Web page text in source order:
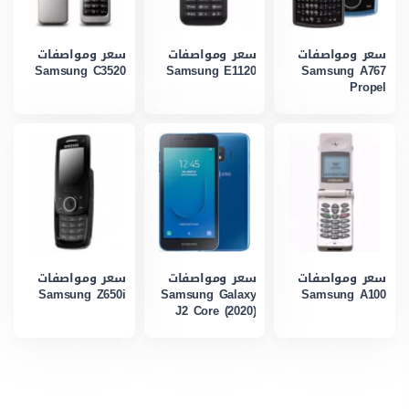
سعر ومواصفات
Samsung A767
Propel
سعر ومواصفات
Samsung E1120
سعر ومواصفات
Samsung C3520
سعر ومواصفات
Samsung A100
سعر ومواصفات
Samsung Galaxy
J2 Core (2020)
سعر ومواصفات
Samsung Z650i